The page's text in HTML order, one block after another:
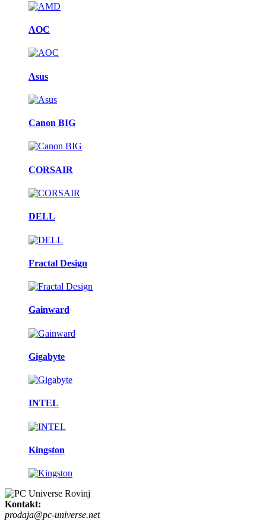
AOC
Asus
Canon BIG
CORSAIR
DELL
Fractal Design
Gainward
Gigabyte
INTEL
Kingston
Kontakt:
prodaja@pc-universe.net